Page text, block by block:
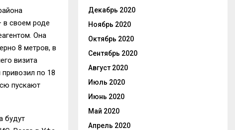
в своем роде
Она
8 метров, в
визита
по 18
пускают
будут
Декабрь 2020
Ноябрь 2020
Октябрь 2020
Сентябрь 2020
Август 2020
Июль 2020
Июнь 2020
Май 2020
Апрель 2020